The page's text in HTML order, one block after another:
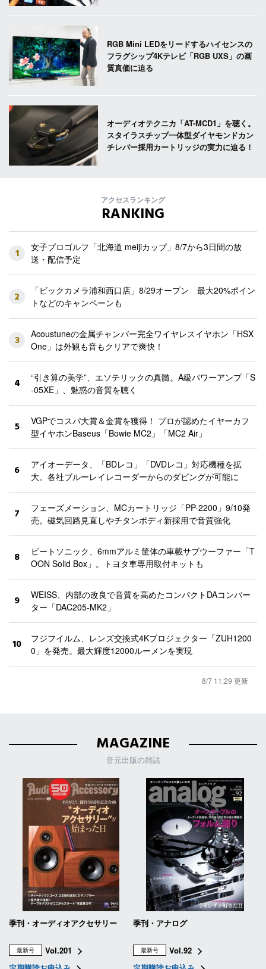
RGB Mini LEDをリードするハイセンスの
フラグシップ4Kテレビ「RGB UXS」の画
質真価に迫る
オーディオテクニカ「AT-MCD1」を聴く。
スタイラスチップ一体型ダイヤモンドカン
チレバー採用カートリッジの実力に迫る！
アクセスランキング
RANKING
1
女子プロゴルフ「北海道 meijiカップ」8/7から3日間の放
送・配信予定
2
「ビックカメラ浦和西口店」8/29オープン 最大20%ポイン
トなどのキャンペーンも
3
Acoustuneの金属チャンバー完全ワイヤレスイヤホン「HSX
One」は外観も音もクリアで爽快！
4
“引き算の美学”、エソテリックの真髄。A級パワーアンプ「S
-05XE」、魅惑の音質を聴く
5
VGPでコスパ大賞＆金賞を獲得！ プロが認めたイヤーカフ
型イヤホンBaseus「Bowie MC2」「MC2 Air」
6
アイオーデータ、「BDレコ」「DVDレコ」対応機種を拡
大。各社ブルーレイレコーダーからのダビングが可能に
7
フェーズメーション、MCカートリッジ「PP-2200」9/10発
売。磁気回路見直しやチタンボディ新採用で音質強化
8
ビートソニック、6mmアルミ筐体の車載サブウーファー「T
OON Solid Box」。トヨタ車専用取付キットも
9
WEISS、内部の改良で音質を高めたコンパクトDAコンバー
ター「DAC205-MK2」
10
フジフイルム、レンズ交換式4Kプロジェクター「ZUH1200
0」を発売。最大輝度12000ルーメンを実現
8/7 11:29 更新
MAGAZINE
音元出版の雑誌
季刊・オーディオアクセサリー
最新号
Vol.201
季刊・アナログ
最新号
Vol.92